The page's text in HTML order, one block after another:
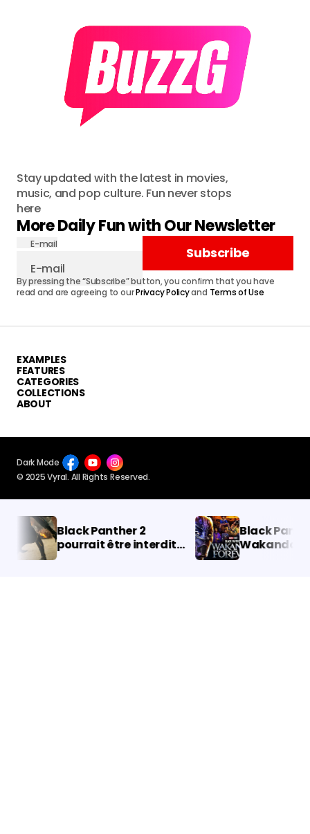
Stay updated with the latest in movies,
music, and pop culture. Fun never stops
here
More Daily Fun with Our Newsletter
E-mail
Subscribe
By pressing the “Subscribe” button, you confirm that you have
read and are agreeing to ourPrivacy Policyand Terms of Use
EXAMPLES
FEATURES
CATEGORIES
COLLECTIONS
ABOUT
© 2025 Vyral. All Rights Reserved.
Dark Mode
Black Panther 2
pourrait être interdit
dans un pays européen ;
Black Panther :
Wakanda
Secrets de la